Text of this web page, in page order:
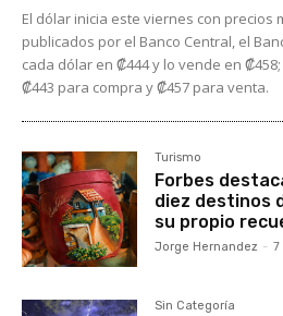
El dólar inicia este viernes con precios
publicados por el Banco Central, el
cada dólar en ₡444 y lo vende en
₡443 para compra y ₡457 para venta.
Turismo
Forbes
diez destinos
su propio
Jorge Hernandez - 7
Sin Categoría